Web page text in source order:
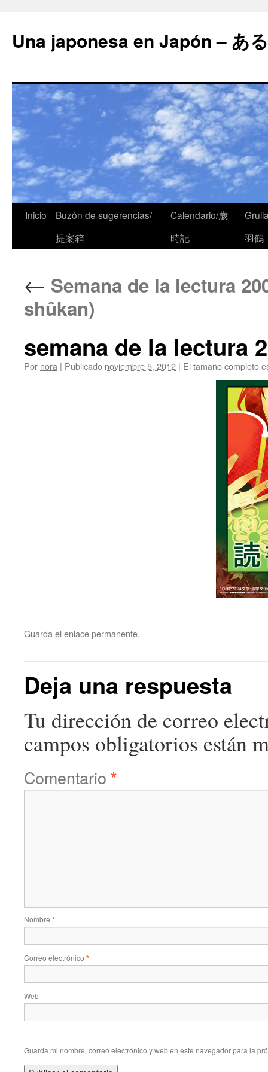
Una japonesa en Japón – あ
Inicio
Buzón de sugerencias/
提案箱
Calendario/歳
時記
羽鶴
← Semana de la lectura
shûkan)
semana de la lectura
Por nora | Publicado noviembre 5, 2012 | El tamaño completo
Guarda el enlace permanente.
Deja una respuesta
Tu dirección de correo
campos obligatorios están
Comentario *
Nombre *
Correo electrónico *
Web
Guarda mi nombre, correo electrónico y web en este navegador para la